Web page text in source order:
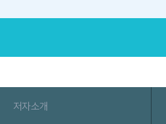
저자소개